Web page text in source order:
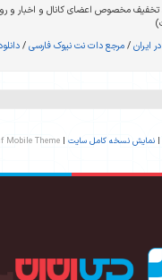
تخفیف مخصوص اعضای کانال و اخبار و
ایران/مرجع دات نت نیوک فارسی/
| نمایش نسخه کامل سایت |
Mobile Theme